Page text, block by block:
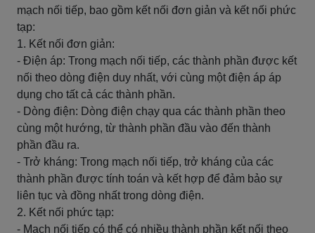
mạch nối tiếp, bao gồm kết nối đơn giản và kết nối phức
tạp:
1. Kết nối đơn giản:
- Điện áp: Trong mạch nối tiếp, các thành phần được kết
nối theo dòng điện duy nhất, với cùng một điện áp áp
dụng cho tất cả các thành phần.
- Dòng điện: Dòng điện chạy qua các thành phần theo
cùng một hướng, từ thành phần đầu vào đến thành
phần đầu ra.
- Trở kháng: Trong mạch nối tiếp, trở kháng của các
thành phần được tính toán và kết hợp để đảm bảo sự
liên tục và đồng nhất trong dòng điện.
2. Kết nối phức tạp:
- Mạch nối tiếp có thể có nhiều thành phần kết nối theo